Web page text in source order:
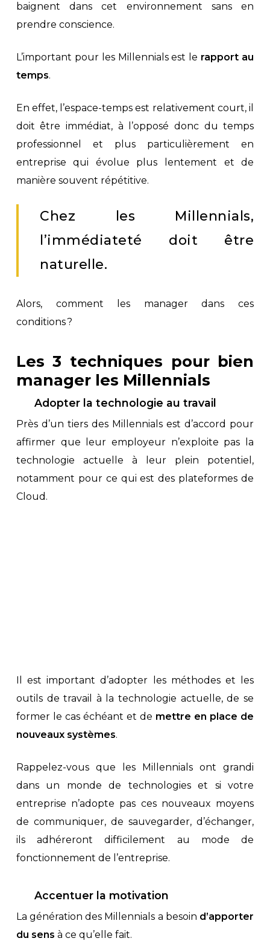
baignent dans cet environnement sans en
prendre conscience.
L’important pour les Millennials est le rapport au
temps.
En effet, l’espace-temps est relativement court, il
doit être immédiat, à l’opposé donc du temps
professionnel et plus particulièrement en
entreprise qui évolue plus lentement et de
manière souvent répétitive.
Chez les Millennials,
l’immédiateté doit être
naturelle.
Alors, comment les manager dans ces
conditions ?
Les 3 techniques pour bien
manager les Millennials
Adopter la technologie au travail
Près d’un tiers des Millennials est d’accord pour
affirmer que leur employeur n’exploite pas la
technologie actuelle à leur plein potentiel,
notamment pour ce qui est des plateformes de
Cloud.
Il est important d’adopter les méthodes et les
outils de travail à la technologie actuelle, de se
former le cas échéant et de mettre en place de
nouveaux systèmes.
Rappelez-vous que les Millennials ont grandi
dans un monde de technologies et si votre
entreprise n’adopte pas ces nouveaux moyens
de communiquer, de sauvegarder, d’échanger,
ils adhéreront difficilement au mode de
fonctionnement de l’entreprise.
Accentuer la motivation
La génération des Millennials a besoin d’apporter
du sens à ce qu’elle fait.